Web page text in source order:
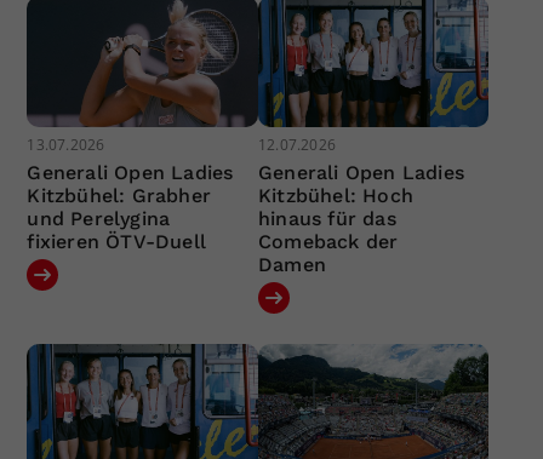
13.07.2026
Generali Open Ladies
Kitzbühel: Grabher
und Perelygina
fixieren ÖTV-Duell
12.07.2026
Generali Open Ladies
Kitzbühel: Hoch
hinaus für das
Comeback der
Damen